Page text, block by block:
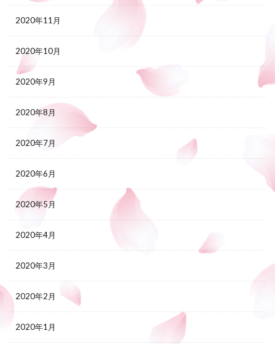
2020年11月
2020年10月
2020年9月
2020年8月
2020年7月
2020年6月
2020年5月
2020年4月
2020年3月
2020年2月
2020年1月